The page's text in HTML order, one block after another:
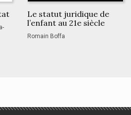
Le statut juridique de
l’enfant au 21e siècle
Romain Boffa